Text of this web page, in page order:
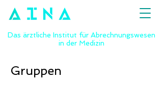
Das ärztliche Institut für Abrechnungswesen
in der Medizin
Gruppen